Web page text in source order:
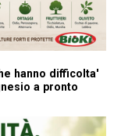
hanno difficolta'
a pronto